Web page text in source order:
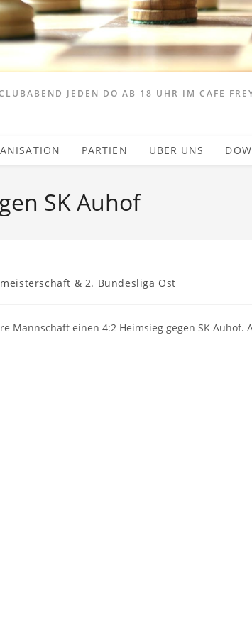
JEDEN DO AB 18 UHR IM CAFE
PARTIEN ÜBER UNS
SK Auhof
& 2. Bundesliga Ost
Mannschaft einen 4:2 Heimsieg gegen SK Auhof.